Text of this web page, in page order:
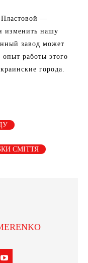
Пластовой —
изменить нашу
завод может
работы этого
города.
СМІТТЯ